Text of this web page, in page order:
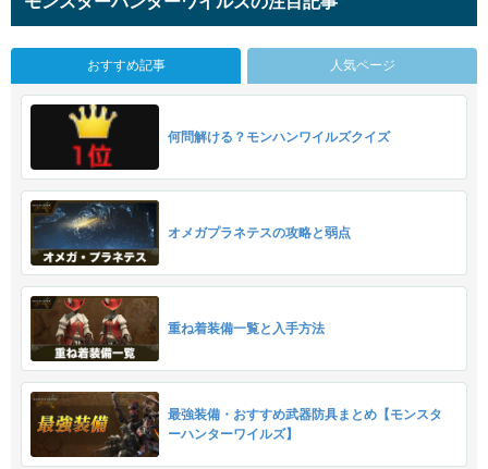
おすすめ記事 人気ページ
何問解ける？モンハンワイルズクイズ
オメガプラネテスの攻略と弱点
重ね着装備一覧と入手方法
最強装備・おすすめ武器防具まとめ【モンスタ
ーハンターワイルズ】